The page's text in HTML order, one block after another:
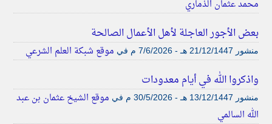
محمد عثمان الذماري
بعض الأجور العاجلة لأهل الأعمال الصالحة
منشور في موقع شبكة العلم الشرعي
واذكروا الله في أيام معدودات
منشور في موقع الشيخ عثمان بن عبد
الله السالمي